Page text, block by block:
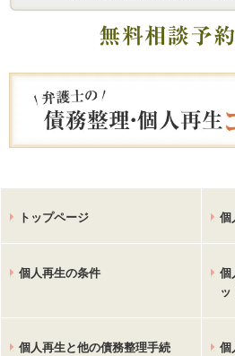
トップページ 個
個人再生の条件
個
ッ
個人再生と他の債務整理手続
個